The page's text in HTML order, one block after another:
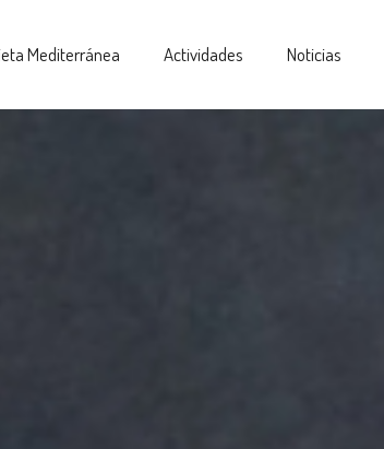
Mediterránea Actividades Noticias